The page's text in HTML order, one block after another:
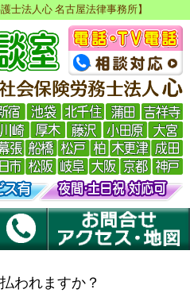
士法人心 名古屋法律事務所】
われますか？